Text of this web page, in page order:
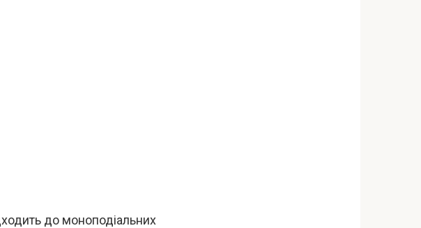
до моноподіальних